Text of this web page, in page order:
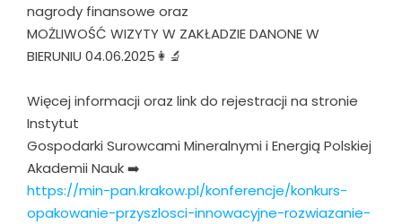
nagrody finansowe oraz
MOŻLIWOŚĆ WIZYTY W ZAKŁADZIE DANONE W
BIERUNIU 04.06.2025👩‍🔬
Więcej informacji oraz link do rejestracji na stronie
Instytut
Gospodarki Surowcami Mineralnymi i Energią Polskiej
Akademii Nauk ➡️
https://min-pan.krakow.pl/konferencje/konkurs-
opakowanie-przyszlosci-innowacyjne-rozwiazanie-